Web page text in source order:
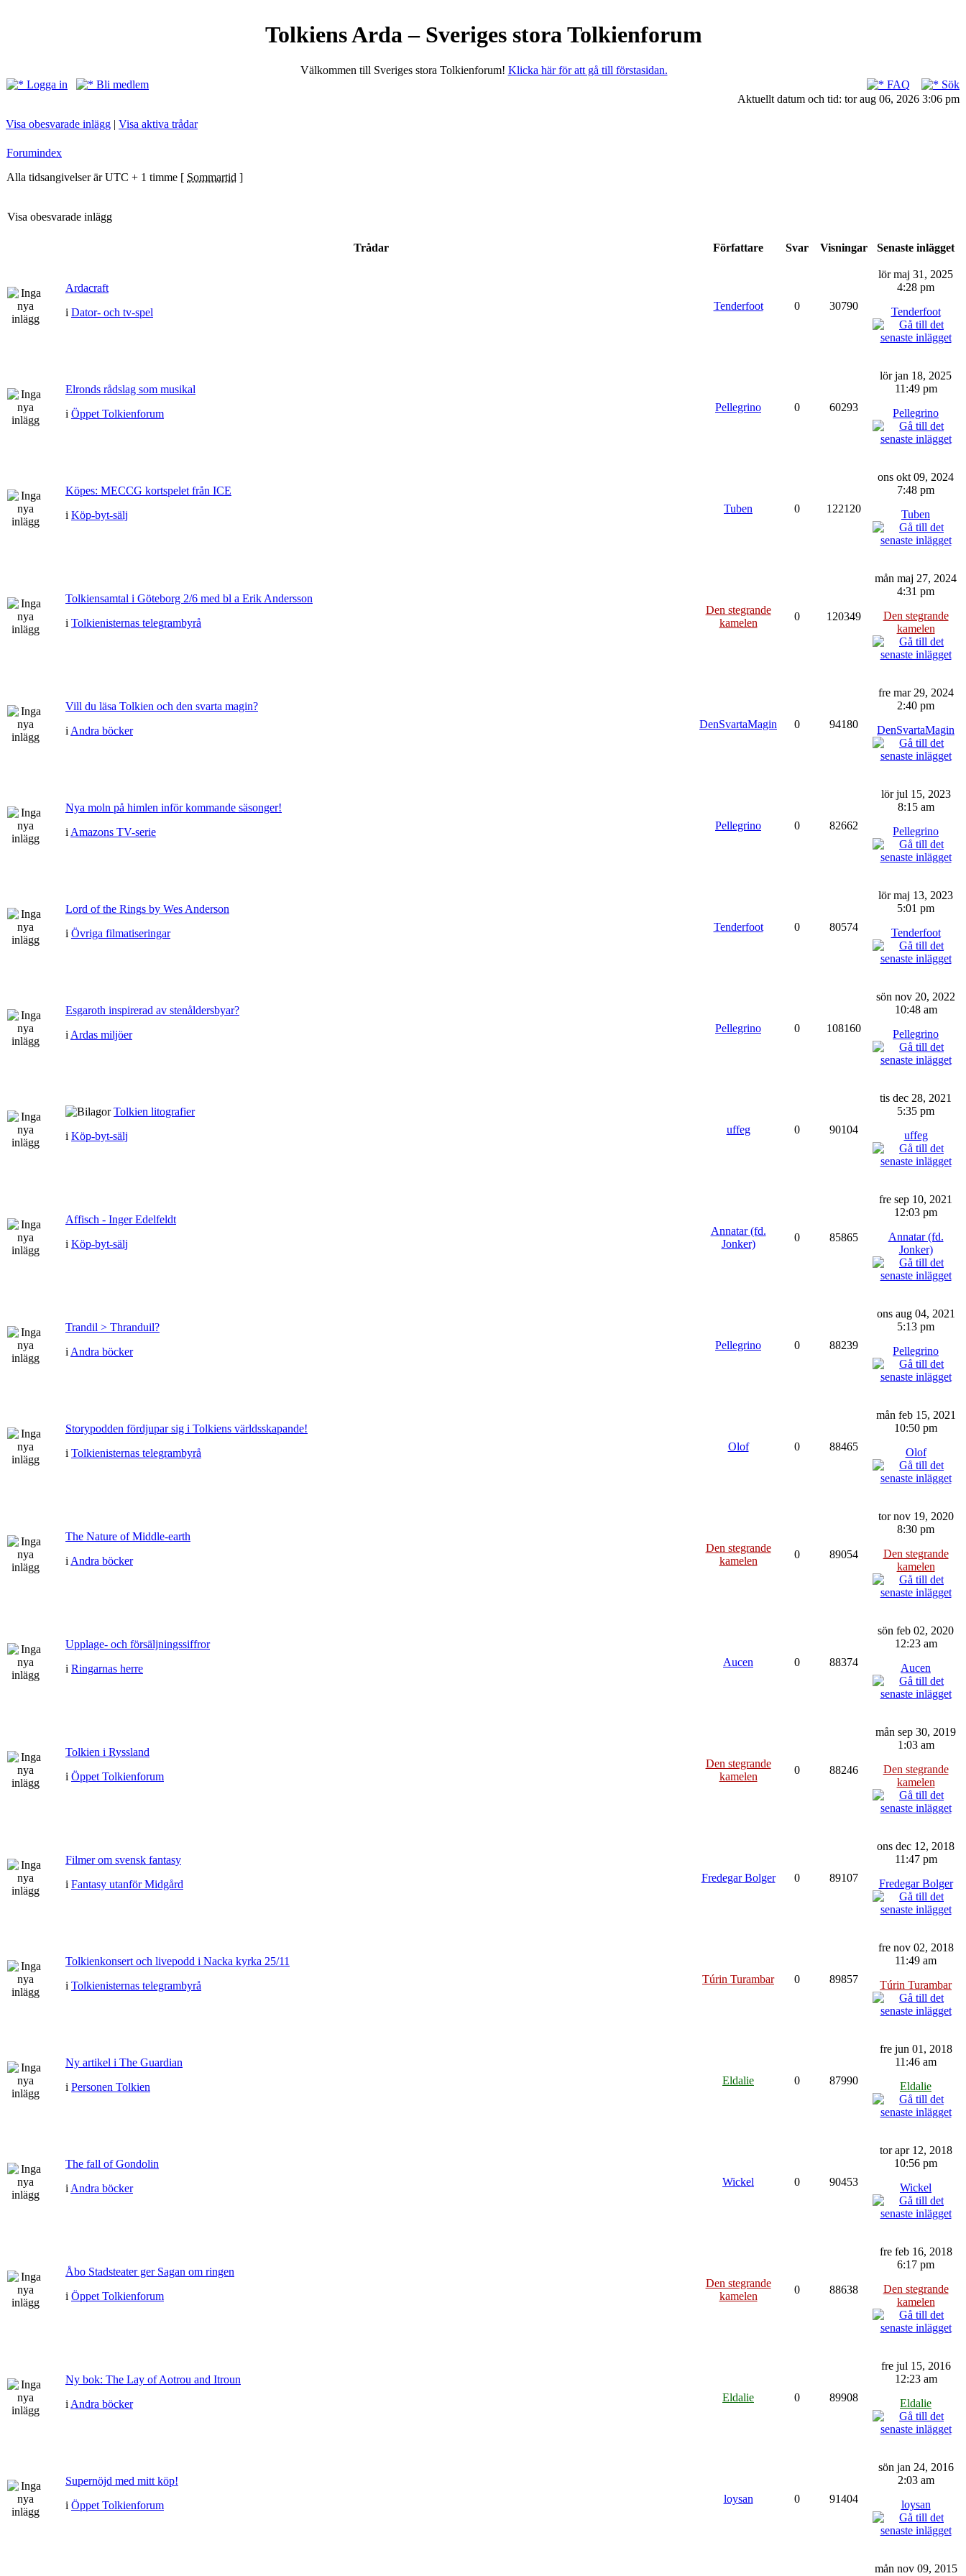
Tolkiens Arda – Sveriges stora Tolkienforum
Välkommen till Sveriges stora Tolkienforum! Klicka här för att gå till förstasidan.
Logga in
Bli medlem FAQ
Sök
Aktuellt datum och tid: tor aug 06, 2026 3:06 pm
Visa obesvarade inlägg | Visa aktiva trådar
Forumindex
Alla tidsangivelser är UTC + 1 timme [ Sommartid ]
Visa obesvarade inlägg
Trådar Författare Svar Visningar Senaste inlägget
Ardacraft
i Dator- och tv-spel
Tenderfoot 0 30790
lör maj 31, 2025
4:28 pm
Tenderfoot
Elronds rådslag som musikal
i Öppet Tolkienforum
Pellegrino 0 60293
lör jan 18, 2025
11:49 pm
Pellegrino
Köpes: MECCG kortspelet från ICE
i Köp-byt-sälj
Tuben 0 122120
ons okt 09, 2024
7:48 pm
Tuben
Tolkiensamtal i Göteborg 2/6 med bl a Erik Andersson
i Tolkienisternas telegrambyrå
Den stegrande
kamelen
0 120349
mån maj 27, 2024
4:31 pm
Den stegrande
kamelen
Vill du läsa Tolkien och den svarta magin?
i Andra böcker
DenSvartaMagin 0 94180
fre mar 29, 2024
2:40 pm
DenSvartaMagin
Nya moln på himlen inför kommande säsonger!
i Amazons TV-serie
Pellegrino 0 82662
lör jul 15, 2023
8:15 am
Pellegrino
Lord of the Rings by Wes Anderson
i Övriga filmatiseringar
Tenderfoot 0 80574
lör maj 13, 2023
5:01 pm
Tenderfoot
Esgaroth inspirerad av stenåldersbyar?
i Ardas miljöer
Pellegrino 0 108160
sön nov 20, 2022
10:48 am
Pellegrino
Tolkien litografier
i Köp-byt-sälj
uffeg 0 90104
tis dec 28, 2021
5:35 pm
uffeg
Affisch - Inger Edelfeldt
i Köp-byt-sälj
Annatar (fd.
Jonker)
0 85865
fre sep 10, 2021
12:03 pm
Annatar (fd.
Jonker)
Trandil > Thranduil?
i Andra böcker
Pellegrino 0 88239
ons aug 04, 2021
5:13 pm
Pellegrino
Storypodden fördjupar sig i Tolkiens världsskapande!
i Tolkienisternas telegrambyrå
Olof 0 88465
mån feb 15, 2021
10:50 pm
Olof
The Nature of Middle-earth
i Andra böcker
Den stegrande
kamelen
0 89054
tor nov 19, 2020
8:30 pm
Den stegrande
kamelen
Upplage- och försäljningssiffror
i Ringarnas herre
Aucen 0 88374
sön feb 02, 2020
12:23 am
Aucen
Tolkien i Ryssland
i Öppet Tolkienforum
Den stegrande
kamelen
0 88246
mån sep 30, 2019
1:03 am
Den stegrande
kamelen
Filmer om svensk fantasy
i Fantasy utanför Midgård
Fredegar Bolger 0 89107
ons dec 12, 2018
11:47 pm
Fredegar Bolger
Tolkienkonsert och livepodd i Nacka kyrka 25/11
i Tolkienisternas telegrambyrå
Túrin Turambar 0 89857
fre nov 02, 2018
11:49 am
Túrin Turambar
Ny artikel i The Guardian
i Personen Tolkien
Eldalie 0 87990
fre jun 01, 2018
11:46 am
Eldalie
The fall of Gondolin
i Andra böcker
Wickel 0 90453
tor apr 12, 2018
10:56 pm
Wickel
Åbo Stadsteater ger Sagan om ringen
i Öppet Tolkienforum
Den stegrande
kamelen
0 88638
fre feb 16, 2018
6:17 pm
Den stegrande
kamelen
Ny bok: The Lay of Aotrou and Itroun
i Andra böcker
Eldalie 0 89908
fre jul 15, 2016
12:23 am
Eldalie
Supernöjd med mitt köp!
i Öppet Tolkienforum
loysan 0 91404
sön jan 24, 2016
2:03 am
loysan
mån nov 09, 2015